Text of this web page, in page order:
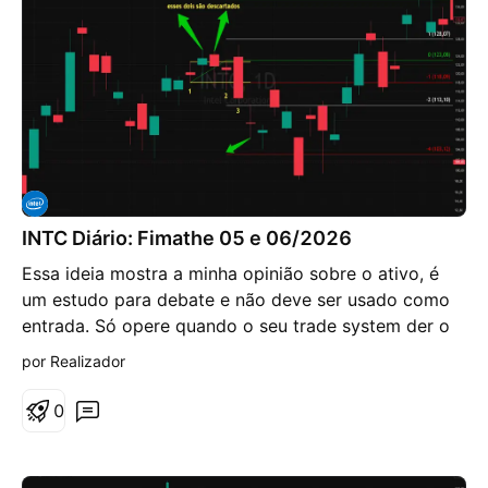
cara para superar.
INTC Diário: Fimathe 05 e 06/2026
Essa ideia mostra a minha opinião sobre o ativo, é
um estudo para debate e não deve ser usado como
entrada. Só opere quando o seu trade system der o
sinal. No gráfico diário da INTC, 1º o preço chegou
branca -2 da projeção que usa os números da
Encontrei outro padrão de range medonho, vale o
por Realizador
0